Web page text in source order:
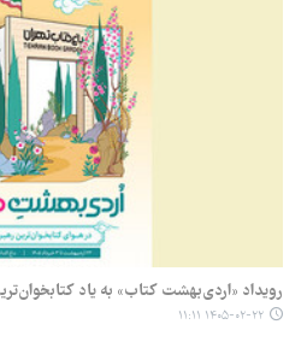
رویداد «اردی‌بهشت کتاب» به یاد
۱۴۰۵-۰۲-۲۲ ۱۱:۱۱